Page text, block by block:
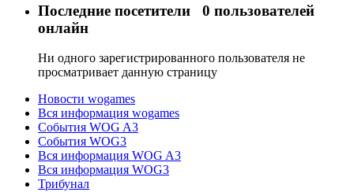
Последние посетители 0 пользователей
онлайн
Ни одного зарегистрированного пользователя не
просматривает данную страницу
Новости wogames
Вся информация wogames
События WOG A3
События WOG3
Вся информация WOG A3
Вся информация WOG3
Трибунал